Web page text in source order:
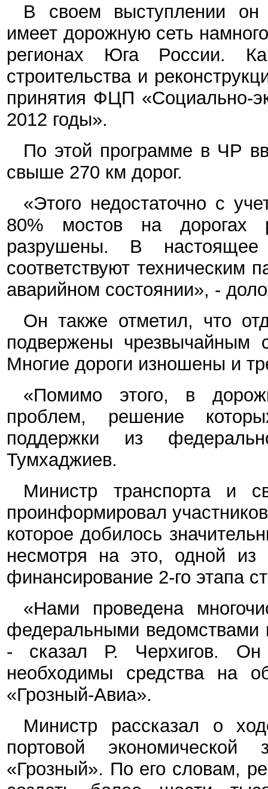
В своем выступлении он
имеет дорожную сеть
регионах Юга России.
строительства и
принятия ФЦП «Социально-
2012 годы».
По этой программе в ЧР
свыше 270 км дорог.
«Этого недостаточно с
80% мостов на дорогах
разрушены. В
соответствуют техническим
аварийном состоянии», -
Он также отметил, что
подвержены чрезвычайным
Многие дороги изношены и
«Помимо этого, в
проблем, решение
поддержки из
Тумхаджиев.
Министр транспорта и
проинформировал
которое добилось
несмотря на это, одной из
финансирование 2-го этапа
«Нами проведена
федеральными ведомствами
- сказал Р. Черхигов. Он
необходимы средства на
«Грозный-Авиа».
Министр рассказал о
портовой
«Грозный». По его словам,